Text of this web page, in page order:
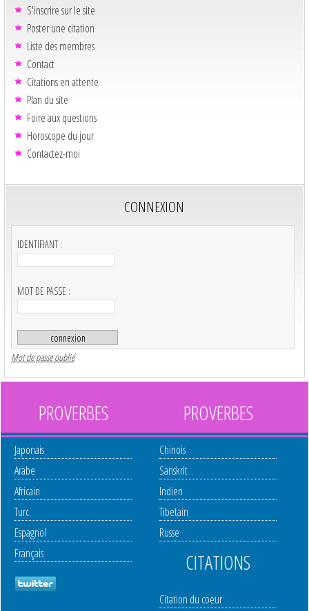
S'inscrire sur le site
Poster une citation
Liste des membres
Contact
Citations en attente
Plan du site
Foire aux questions
Horoscope du jour
Contactez-moi
CONNEXION
IDENTIFIANT :
MOT DE PASSE :
Mot de passe oublié
PROVERBES
Japonais
Arabe
Africain
Turc
Espagnol
Français
PROVERBES
Chinois
Sanskrit
Indien
Tibetain
Russe
CITATIONS
Citation du coeur